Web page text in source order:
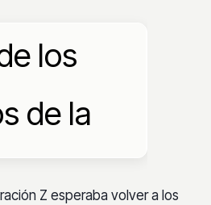
los
de la
Z
Z esperaba volver a los